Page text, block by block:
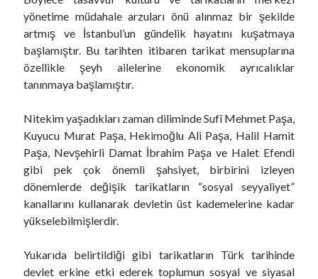
yönetime müdahale arzuları önü alınmaz bir şekilde
artmış ve İstanbul’un gündelik hayatını kuşatmaya
başlamıştır. Bu tarihten itibaren tarikat mensuplarına
özellikle şeyh ailelerine ekonomik ayrıcalıklar
tanınmaya başlamıştır.
Nitekim yaşadıkları zaman diliminde Sufî Mehmet Paşa,
Kuyucu Murat Paşa, Hekimoğlu Ali Paşa, Halil Hamit
Paşa, Nevşehirli Damat İbrahim Paşa ve Halet Efendi
gibi pek çok önemli şahsiyet, birbirini izleyen
dönemlerde değişik tarikatların “sosyal seyyaliyet”
kanallarını kullanarak devletin üst kademelerine kadar
yükselebilmişlerdir.
Yukarıda belirtildiği gibi tarikatların Türk tarihinde
devlet erkine etki ederek toplumun sosyal ve siyasal